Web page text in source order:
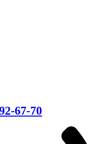
67-70